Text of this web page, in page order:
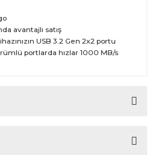
avantajlı satış
USB 3.2 Gen 2x2 portu
portlarda hızlar 1000 MB/s